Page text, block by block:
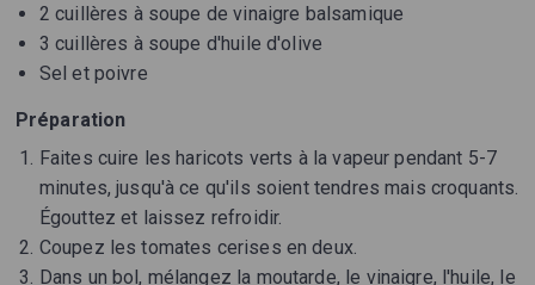
2 cuillères à soupe de vinaigre balsamique
3 cuillères à soupe d'huile d'olive
Sel et poivre
Préparation
Faites cuire les haricots verts à la vapeur pendant 5-7
minutes, jusqu'à ce qu'ils soient tendres mais croquants.
Égouttez et laissez refroidir.
Coupez les tomates cerises en deux.
Dans un bol, mélangez la moutarde, le vinaigre, l'huile, le